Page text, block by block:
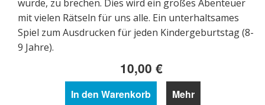
wurde, zu brechen. Dies wird ein großes Abenteuer
mit vielen Rätseln für uns alle. Ein unterhaltsames
Spiel zum Ausdrucken für jeden Kindergeburtstag (8-
9 Jahre).
10,00 €
In den Warenkorb Mehr